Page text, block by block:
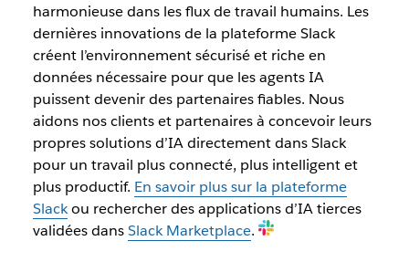
harmonieuse dans les flux de travail humains. Les
dernières innovations de la plateforme Slack
créent l’environnement sécurisé et riche en
données nécessaire pour que les agents IA
puissent devenir des partenaires fiables. Nous
aidons nos clients et partenaires à concevoir leurs
propres solutions d’IA directement dans Slack
pour un travail plus connecté, plus intelligent et
plus productif. En savoir plus sur la plateforme
Slackou rechercher des applications d’IA tierces
validées dansSlack Marketplace.